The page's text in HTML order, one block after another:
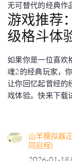
无可替代的经典作
游戏推荐
级格斗体
如果你是一位喜欢
魂2的经典玩家，
让你回忆起曾经的
戏体验。快来下载
山羊模拟器
同启程)